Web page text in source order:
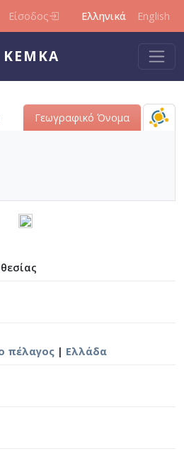
Είσοδος Ελληνικά English
ΚΕΜΚΑ
Γεωγραφικό Όνομα
πέλαγος | Ελλάδα